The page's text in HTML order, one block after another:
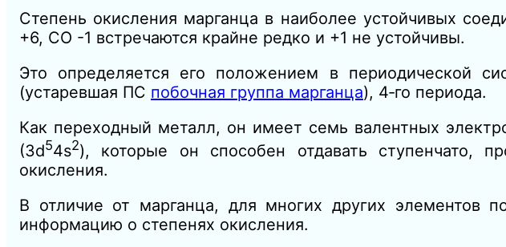
Степень окисления марганца в наиболее устойчивых
+6, СО -1 встречаются крайне редко и +1 не устойчивы.
Это определяется его положением в периодической
(устаревшая ПС побочная группа марганца), 4‑го периода.
Как переходный металл, он имеет семь валентных
(3d54s2), которые он способен отдавать ступенчато,
окисления.
В отличие от марганца, для многих других элементов
информацию о степенях окисления.